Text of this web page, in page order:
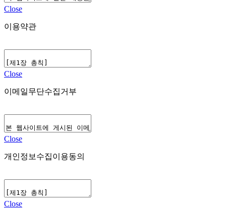
Close
이용약관
Close
이메일무단수집거부
Close
개인정보수집이용동의
Close